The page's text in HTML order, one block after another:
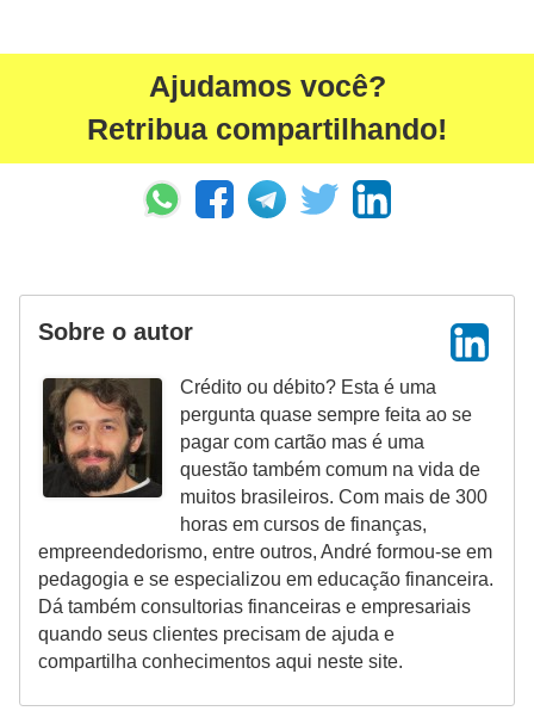
Ajudamos você?
Retribua compartilhando!
Sobre o autor
Crédito ou débito? Esta é uma
pergunta quase sempre feita ao se
pagar com cartão mas é uma
questão também comum na vida de
muitos brasileiros. Com mais de 300
horas em cursos de finanças,
empreendedorismo, entre outros, André formou-se em
pedagogia e se especializou em educação financeira.
Dá também consultorias financeiras e empresariais
quando seus clientes precisam de ajuda e
compartilha conhecimentos aqui neste site.
a
e
o
m
p
e
n